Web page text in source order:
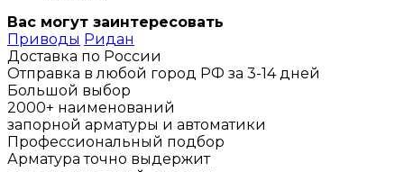
Вас могут заинтересовать
Приводы Ридан
Доставка по России
Отправка в любой город РФ за 3-14 дней
Большой выбор
2000+ наименований
запорной арматуры и автоматики
Профессиональный подбор
Арматура точно выдержит